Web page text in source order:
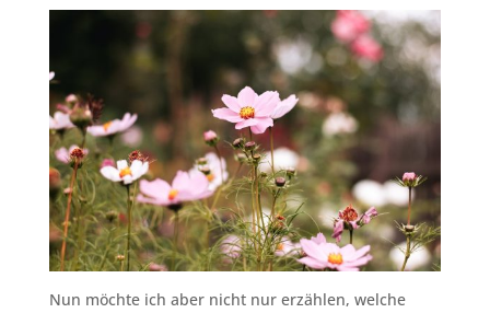
Nun möchte ich aber nicht nur erzählen, welche